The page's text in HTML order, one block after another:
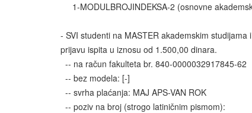
1-MODULBROJINDEKSA-2 (osnovne
- SVI studenti na MASTER akademskim
prijavu ispita u iznosu od 1.500,00 dinara.
-- na račun fakulteta br. 840-0000032917845-62
-- bez modela: [-]
-- svrha plaćanja: MAJ APS-VAN ROK
-- poziv na broj (strogo latiničnim pismom):